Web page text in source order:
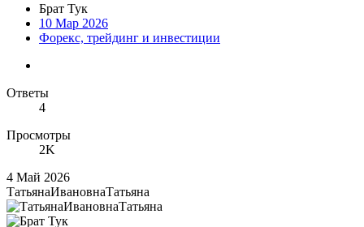
Брат Тук
10 Мар 2026
Форекс, трейдинг и инвестиции
Ответы
4
Просмотры
2K
4 Май 2026
ТатьянаИвановнаТатьяна